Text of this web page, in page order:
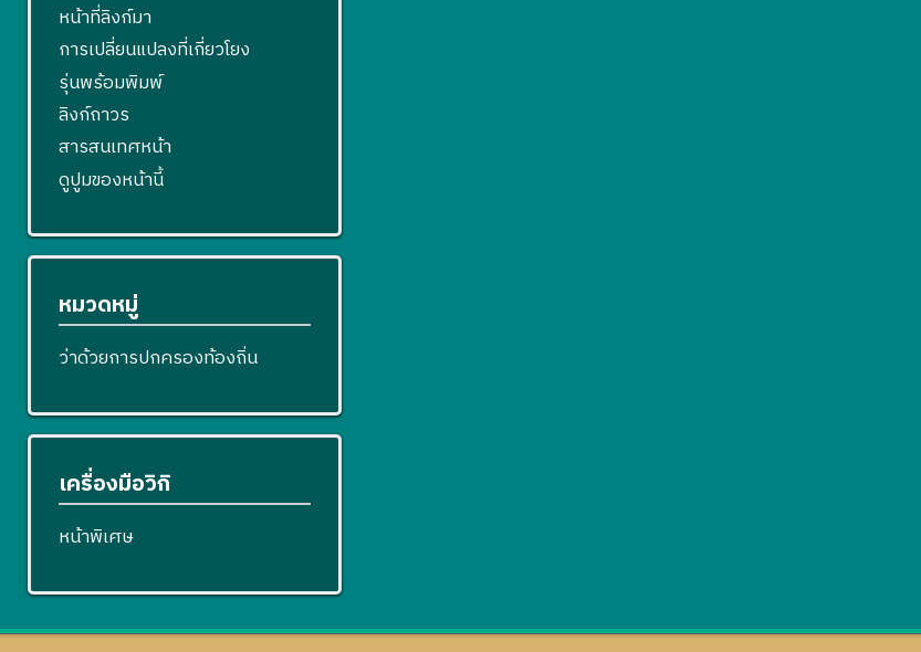
หน้าที่ลิงก์มา
การเปลี่ยนแปลงที่เกี่ยวโยง
รุ่นพร้อมพิมพ์
ลิงก์ถาวร
สารสนเทศหน้า
ดูปูมของหน้านี้
หมวดหมู่
ว่าด้วยการปกครองท้องถิ่น
เครื่องมือวิกิ
หน้าพิเศษ